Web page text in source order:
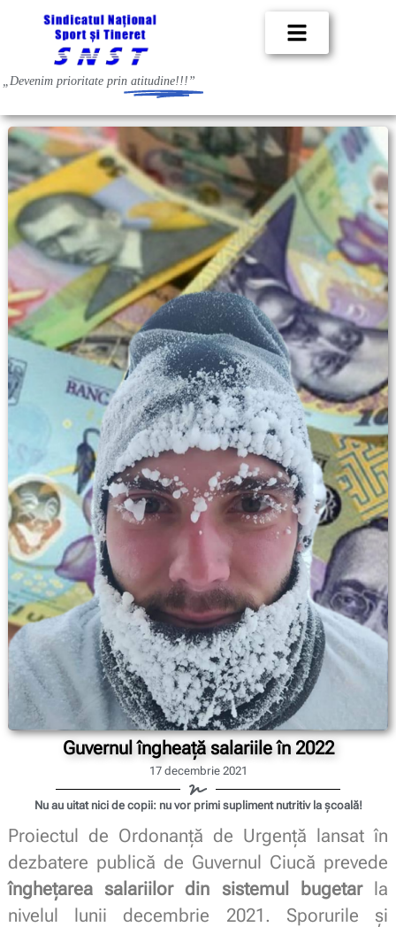
„Devenim prioritate prin atitudine!!!”
Guvernul îngheață salariile în 2022
17 decembrie 2021
Nu au uitat nici de copii: nu vor primi supliment nutritiv la școală!
Proiectul de Ordonanță de Urgență lansat în
dezbatere publică de Guvernul Ciucă prevede
înghețarea salariilor din sistemul bugetar la
nivelul lunii decembrie 2021. Sporurile și